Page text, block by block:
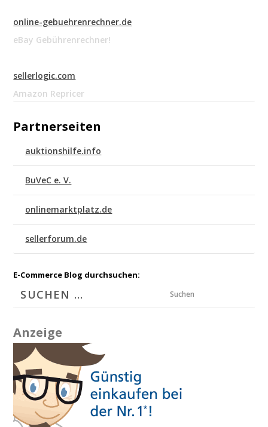
online-gebuehrenrechner.de
eBay Gebührenrechner!
sellerlogic.com
Amazon Repricer
Partnerseiten
auktionshilfe.info
BuVeC e. V.
onlinemarktplatz.de
sellerforum.de
E-Commerce Blog durchsuchen:
Suchen
Anzeige